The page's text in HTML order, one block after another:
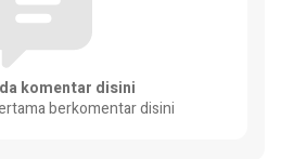
komentar disini
berkomentar disini